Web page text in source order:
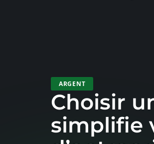
ARGENT
Choisir
simplifie